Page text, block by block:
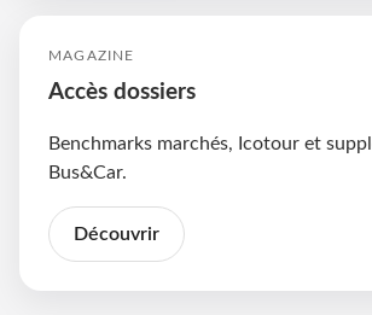
MAGAZINE
Accès dossiers
Benchmarks marchés, Icotour et
Bus&Car.
Découvrir